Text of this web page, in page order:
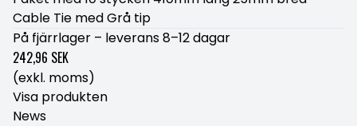
Cable Tie med Grå tip
På fjärrlager – leverans 8–12 dagar
242,96 SEK
(exkl. moms)
Visa produkten
News